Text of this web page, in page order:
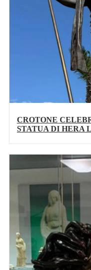
CROTONE
STATUA DI HERA